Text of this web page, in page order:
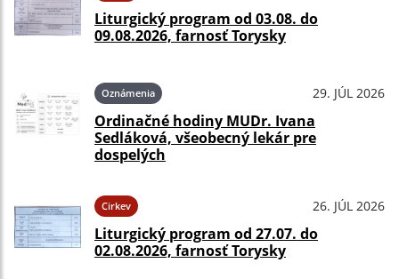
Liturgický program od 03.08. do
09.08.2026, farnosť Torysky
Oznámenia 29. JÚL 2026
Ordinačné hodiny MUDr. Ivana
Sedláková, všeobecný lekár pre
dospelých
Cirkev 26. JÚL 2026
Liturgický program od 27.07. do
02.08.2026, farnosť Torysky